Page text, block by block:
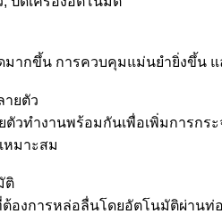
ากขึ้น การควบคุมแม่นยำยิ่งขึ้น แ
ยตัว
วทำงานพร้อมกันเพื่อเพิ่มการกร
หมาะสม
ติ
องการหล่อลื่นโดยอัตโนมัติผ่านท่